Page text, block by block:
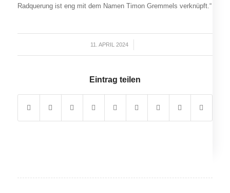
Radquerung ist eng mit dem Namen Timon Gremmels verknüpft.“
11. APRIL 2024
/
Eintrag teilen